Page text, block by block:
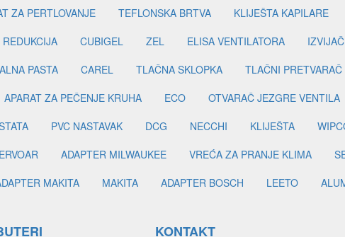
ZA PERTLOVANJE TEFLONSKA BRTVA KLIJEŠTA KAPILARE
REDUKCIJA CUBIGEL ZEL ELISA VENTILATORA
PASTA CAREL TLAČNA SKLOPKA TLAČNI PRETVARAČ
APARAT ZA PEČENJE KRUHA ECO OTVARAČ JEZGRE VENTILA
PVC NASTAVAK DCG NECCHI KLIJEŠTA
ADAPTER MILWAUKEE VREĆA ZA PRANJE KLIMA
MAKITA MAKITA ADAPTER BOSCH LEETO
KONTAKT